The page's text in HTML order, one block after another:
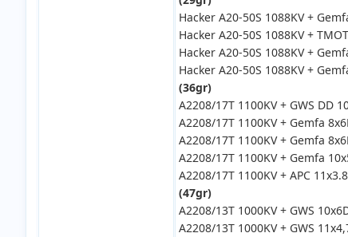
Hacker A20-50S 1088KV +
Hacker A20-50S 1088KV +
Hacker A20-50S 1088KV +
Hacker A20-50S 1088KV +
(36gr)
A2208/17T 1100KV + GWS DD
A2208/17T 1100KV + Gemfa
A2208/17T 1100KV + Gemfa
A2208/17T 1100KV + Gemfa
A2208/17T 1100KV + APC
(47gr)
A2208/13T 1000KV + GWS
A2208/13T 1000KV + GWS